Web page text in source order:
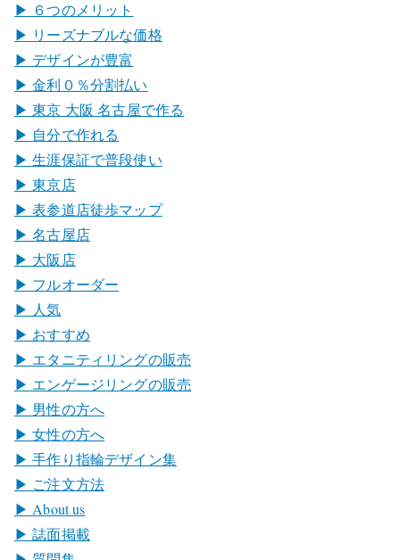
▶︎ ６つのメリット
▶︎ リーズナブルな価格
▶︎ デザインが豊富
▶︎ 金利０％分割払い
▶︎ 東京 大阪 名古屋で作る
▶︎ 自分で作れる
▶︎ 生涯保証で普段使い
▶︎ 東京店
▶︎ 表参道店徒歩マップ
▶︎ 名古屋店
▶︎ 大阪店
▶︎ フルオーダー
▶︎ 人気
▶︎ おすすめ
▶︎ エタニティリングの販売
▶︎ エンゲージリングの販売
▶︎ 男性の方へ
▶︎ 女性の方へ
▶︎ 手作り指輪デザイン集
▶︎ ご注文方法
▶︎ About us
▶︎ 誌面掲載